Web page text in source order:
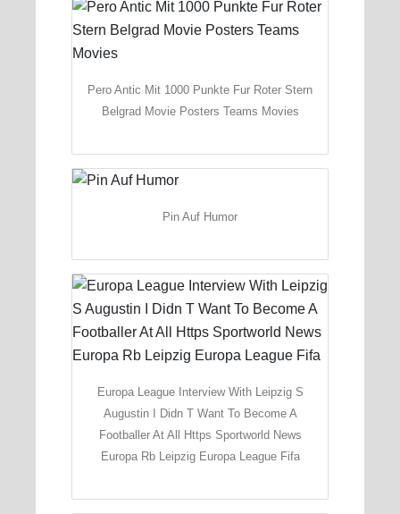
Pero Antic Mit 1000 Punkte Fur Roter Stern
Belgrad Movie Posters Teams Movies
Pin Auf Humor
Europa League Interview With Leipzig S
Augustin I Didn T Want To Become A
Footballer At All Https Sportworld News
Europa Rb Leipzig Europa League Fifa